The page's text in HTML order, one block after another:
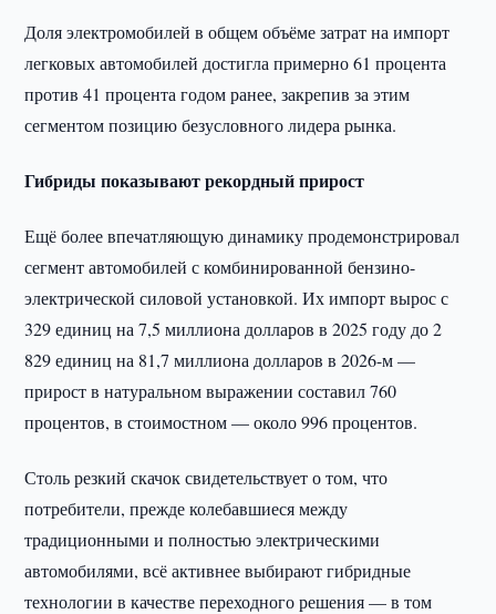
Доля электромобилей в общем объёме затрат на импорт
легковых автомобилей достигла примерно 61 процента
против 41 процента годом ранее, закрепив за этим
сегментом позицию безусловного лидера рынка.
Гибриды показывают рекордный прирост
Ещё более впечатляющую динамику продемонстрировал
сегмент автомобилей с комбинированной бензино-
электрической силовой установкой. Их импорт вырос с
329 единиц на 7,5 миллиона долларов в 2025 году до 2
829 единиц на 81,7 миллиона долларов в 2026-м —
прирост в натуральном выражении составил 760
процентов, в стоимостном — около 996 процентов.
Столь резкий скачок свидетельствует о том, что
потребители, прежде колебавшиеся между
традиционными и полностью электрическими
автомобилями, всё активнее выбирают гибридные
технологии в качестве переходного решения — в том